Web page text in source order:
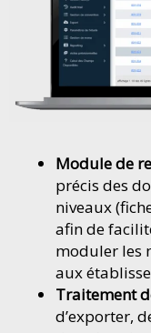
Module de
précis des
niveaux
afin de
moduler les
aux
Traitement
d’exporter,